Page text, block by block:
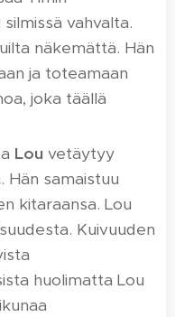
vahvalta.
näkemättä. Hän
ja toteamaan
joka täällä
Lou vetäytyy
Hän samaistuu
kitaraansa. Lou
Kuivuuden
huolimatta Lou